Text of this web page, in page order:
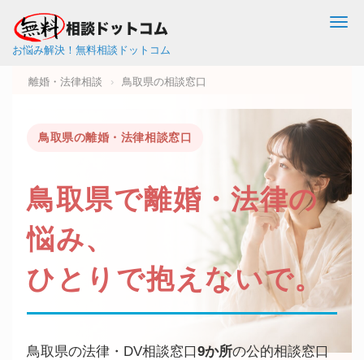
お悩み解決！無料相談ドットコム
離婚・法律相談 › 鳥取県の相談窓口
鳥取県の離婚・法律相談窓口
鳥取県で離婚・法律の
悩み、
ひとりで抱えないで。
鳥取県の法律・DV相談窓口9か所の公的相談窓口